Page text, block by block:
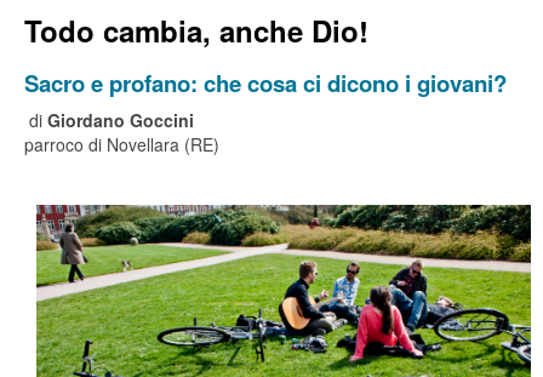
Todo cambia, anche Dio!
Sacro e profano: che cosa ci dicono i giovani?
di Giordano Goccini
parroco di Novellara (RE)